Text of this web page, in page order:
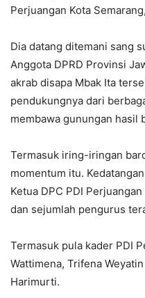
Perjuangan Kota
Dia datang ditemani sang
Anggota DPRD Provinsi
akrab disapa Mbak Ita
pendukungnya dari
membawa gunungan hasil
Termasuk iring-iringan
momentum itu.
Ketua DPC PDI
dan sejumlah pengurus
Termasuk pula kader PDI
Wattimena, Trifena
Harimurti.